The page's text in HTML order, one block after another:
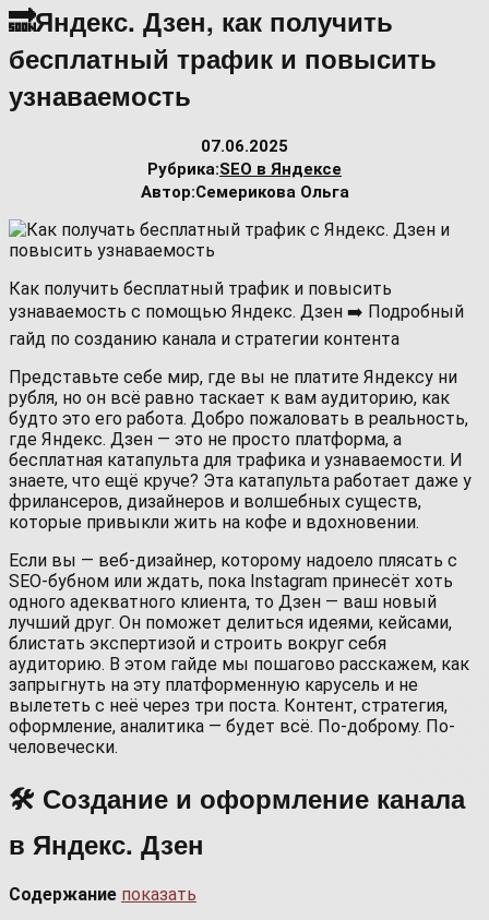
🔜Яндекс. Дзен, как получить
бесплатный трафик и повысить
узнаваемость
07.06.2025
Рубрика:SEO в Яндексе
Автор:Семерикова Ольга
Как получить бесплатный трафик и повысить
узнаваемость с помощью Яндекс. Дзен ➡️ Подробный
гайд по созданию канала и стратегии контента
Представьте себе мир, где вы не платите Яндексу ни
рубля, но он всё равно таскает к вам аудиторию, как
будто это его работа. Добро пожаловать в реальность,
где Яндекс. Дзен — это не просто платформа, а
бесплатная катапульта для трафика и узнаваемости. И
знаете, что ещё круче? Эта катапульта работает даже у
фрилансеров, дизайнеров и волшебных существ,
которые привыкли жить на кофе и вдохновении.
Если вы — веб-дизайнер, которому надоело плясать с
SEO-бубном или ждать, пока Instagram принесёт хоть
одного адекватного клиента, то Дзен — ваш новый
лучший друг. Он поможет делиться идеями, кейсами,
блистать экспертизой и строить вокруг себя
аудиторию. В этом гайде мы пошагово расскажем, как
запрыгнуть на эту платформенную карусель и не
вылететь с неё через три поста. Контент, стратегия,
оформление, аналитика — будет всё. По-доброму. По-
человечески.
🛠 Создание и оформление канала
в Яндекс. Дзен
Содержание показать